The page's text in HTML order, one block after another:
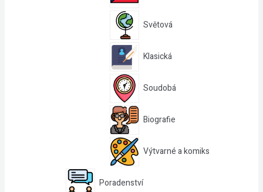
Světová
Klasická
Soudobá
Biografie
Výtvarné a komiks
Poradenství